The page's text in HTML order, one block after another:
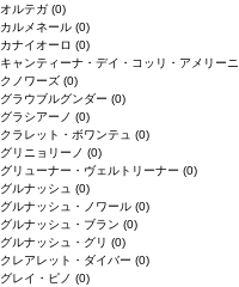
オルテガ (0)
カルメネール (0)
カナイオーロ (0)
キャンティーナ・デイ・コッリ・アメリーニ
クノワーズ (0)
グラウブルグンダー (0)
グラシアーノ (0)
クラレット・ボワンテュ (0)
グリニョリーノ (0)
グリューナー・ヴェルトリーナー (0)
グルナッシュ (0)
グルナッシュ・ノワール (0)
グルナッシュ・ブラン (0)
グルナッシュ・グリ (0)
クレアレット・ダイバー (0)
グレイ・ピノ (0)